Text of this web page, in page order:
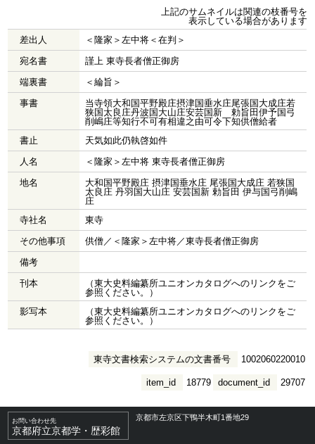
上記のサムネイルは関連の枝番号を
表示している場合があります
差出人
＜隆家＞左中将＜在判＞
宛名書
謹上 東寺長者僧正御房
端裏書
＜綸旨＞
事書
当寺領大和国平野殿庄摂津国垂水庄尾張国大成庄若
狭国太良庄丹波国大山庄安芸国新 勅旨田伊予国弓
削嶋庄等知行不可有相違之由可令下知供僧給者
書止
天気如此仍執啓如件
人名
＜隆家＞左中将 東寺長者僧正御房
地名
大和国平野殿庄 摂津国垂水庄 尾張国大成庄 若狭国
太良庄 丹羽国大山庄 安芸国新 勅旨田 伊与国弓削嶋
庄
寺社名
東寺
その他事項
供僧／＜隆家＞左中将／東寺長者僧正御房
備考
刊本
（東大史料編纂所ユニオンカタログへのリンクをご
参照ください。）
影写本
（東大史料編纂所ユニオンカタログへのリンクをご
参照ください。）
東寺文書検索システムの文書番号 1002060220010
document_id 29707
item_id 18779
お問い合わせ先
京都府立京都学・歴彩館
京都市左京区下鴨半木町1番地29